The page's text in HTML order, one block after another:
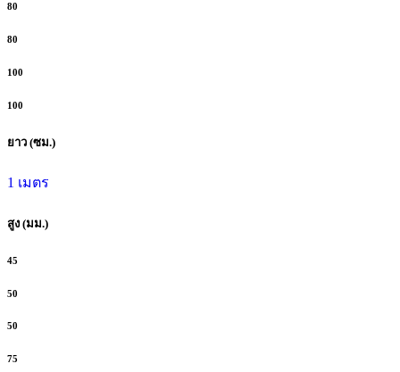
80
80
100
100
ยาว (ซม.)
1 เมตร
สูง (มม.)
45
50
50
75